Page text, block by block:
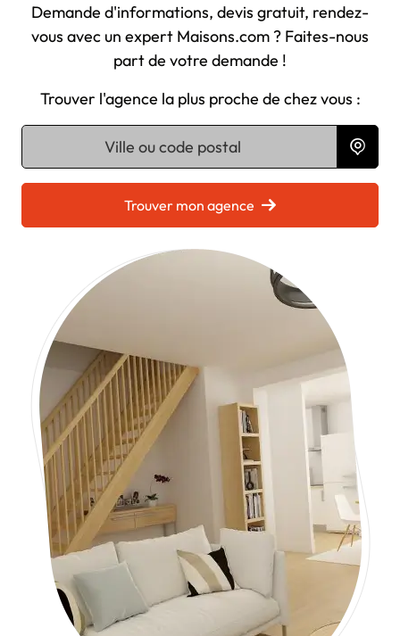
Demande d'informations, devis gratuit, rendez-
vous avec un expert Maisons.com ? Faites-nous
part de votre demande !
Trouver l'agence la plus proche de chez vous :
Chargement...
Trouver mon agence